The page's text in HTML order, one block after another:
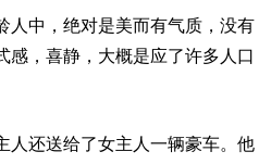
人中，绝对是美而有气质，没有
感，喜静，大概是应了许多人口
人还送给了女主人一辆豪车。他